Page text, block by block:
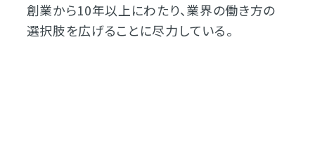
創業から10年以上にわたり、業界の働き方の
選択肢を広げることに尽力している。